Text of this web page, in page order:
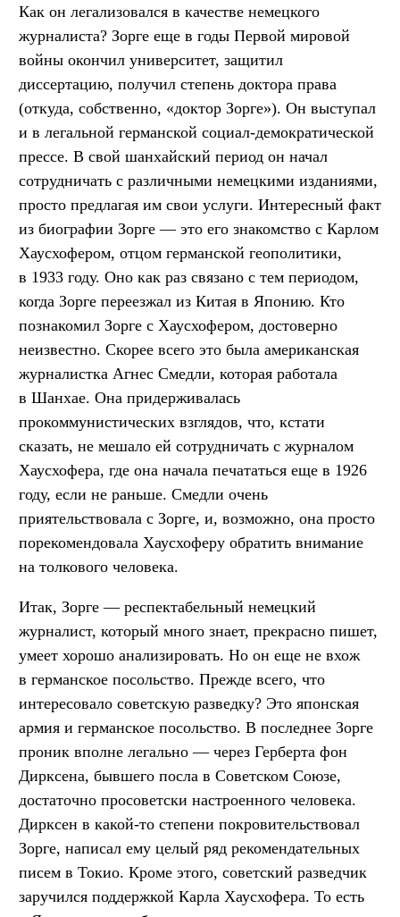
Как он легализовался в качестве немецкого
журналиста? Зорге еще в годы Первой мировой
войны окончил университет, защитил
диссертацию, получил степень доктора права
(откуда, собственно, «доктор Зорге»). Он выступал
и в легальной германской социал-демократической
прессе. В свой шанхайский период он начал
сотрудничать с различными немецкими изданиями,
просто предлагая им свои услуги. Интересный факт
из биографии Зорге — это его знакомство с Карлом
Хаусхофером, отцом германской геополитики,
в 1933 году. Оно как раз связано с тем периодом,
когда Зорге переезжал из Китая в Японию. Кто
познакомил Зорге с Хаусхофером, достоверно
неизвестно. Скорее всего это была американская
журналистка Агнес Смедли, которая работала
в Шанхае. Она придерживалась
прокоммунистических взглядов, что, кстати
сказать, не мешало ей сотрудничать с журналом
Хаусхофера, где она начала печататься еще в 1926
году, если не раньше. Смедли очень
приятельствовала с Зорге, и, возможно, она просто
порекомендовала Хаусхоферу обратить внимание
на толкового человека.
Итак, Зорге — респектабельный немецкий
журналист, который много знает, прекрасно пишет,
умеет хорошо анализировать. Но он еще не вхож
в германское посольство. Прежде всего, что
интересовало советскую разведку? Это японская
армия и германское посольство. В последнее Зорге
проник вполне легально — через Герберта фон
Дирксена, бывшего посла в Советском Союзе,
достаточно просоветски настроенного человека.
Дирксен в какой-то степени покровительствовал
Зорге, написал ему целый ряд рекомендательных
писем в Токио. Кроме этого, советский разведчик
заручился поддержкой Карла Хаусхофера. То есть